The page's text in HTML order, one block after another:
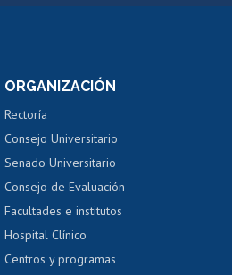
Perfeccionamiento
Evaluación docente
Calificación académica
Postulación al AUCAI
ORGANIZACIÓN
Rectoría
Consejo Universitario
Senado Universitario
Consejo de Evaluación
Facultades e institutos
Hospital Clínico
Centros y programas